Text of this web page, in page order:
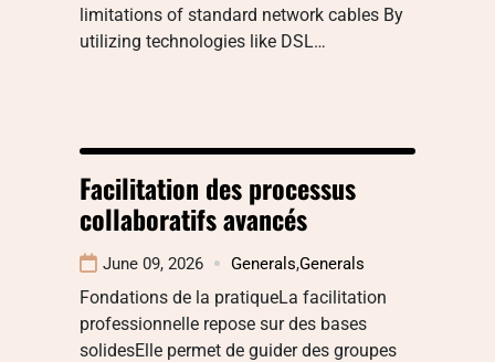
limitations of standard network cables By
utilizing technologies like DSL…
Facilitation des processus
collaboratifs avancés
June 09, 2026 Generals,Generals
Fondations de la pratiqueLa facilitation
professionnelle repose sur des bases
solidesElle permet de guider des groupes